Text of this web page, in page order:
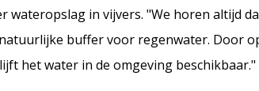
in vijvers. "We horen altijd
buffer voor regenwater. Door
het water in de omgeving beschikbaar."